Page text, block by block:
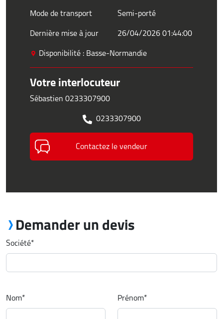
Mode de transport
Semi-porté
Dernière mise à jour
26/04/2026 01:44:00
Disponibilité : Basse-Normandie
Votre interlocuteur
Sébastien 0233307900
0233307900
Contactez le vendeur
Demander un devis
Société*
Nom* Prénom*